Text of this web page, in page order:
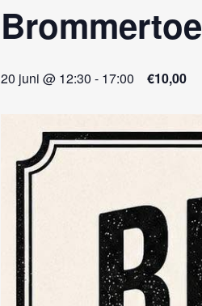
20 juni @ 12:30 - 17:00 €10,00